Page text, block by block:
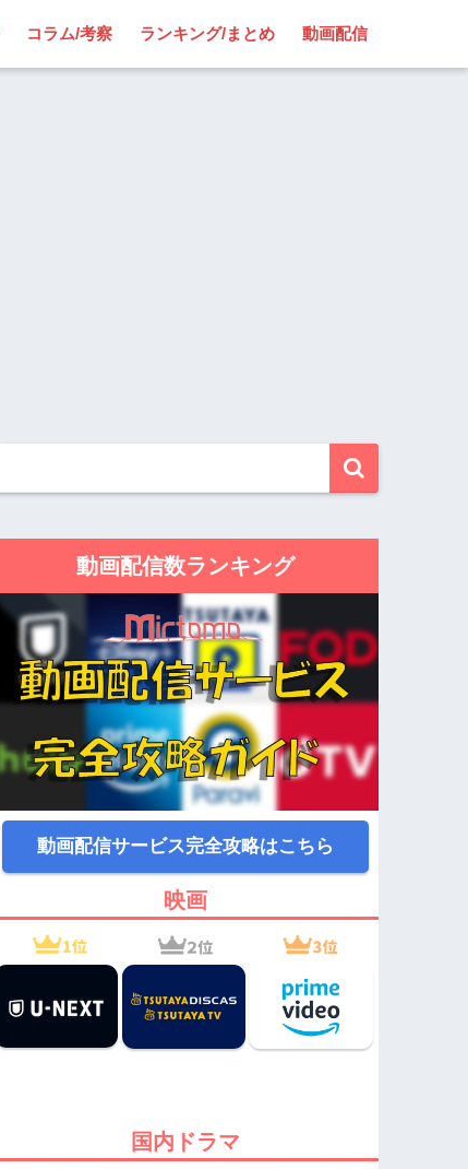
コラム/考察 ランキング/まとめ 動画配信
動画配信数ランキング
動画配信サービス完全攻略はこちら
映画
国内ドラマ